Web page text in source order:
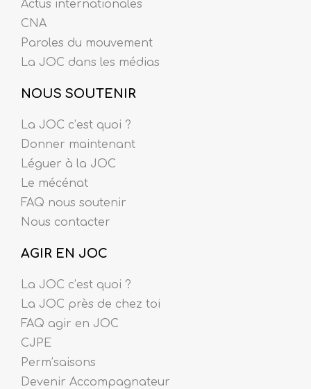
Actus internationales
CNA
Paroles du mouvement
La JOC dans les médias
NOUS SOUTENIR
La JOC c’est quoi ?
Donner maintenant
Léguer à la JOC
Le mécénat
FAQ nous soutenir
Nous contacter
AGIR EN JOC
La JOC c’est quoi ?
La JOC près de chez toi
FAQ agir en JOC
CJPE
Perm’saisons
Devenir Accompagnateur